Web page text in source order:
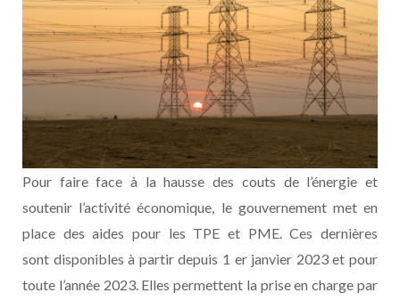
Pour faire face à la hausse des couts de l’énergie et
soutenir l’activité économique, le gouvernement met en
place des aides pour les TPE et PME. Ces dernières
sont disponibles à partir depuis 1 er janvier 2023 et pour
toute l’année 2023. Elles permettent la prise en charge par